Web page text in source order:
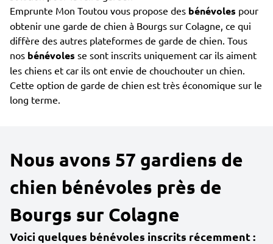
Emprunte Mon Toutou vous propose des bénévoles pour
obtenir une garde de chien à Bourgs sur Colagne, ce qui
diffère des autres plateformes de garde de chien. Tous
nos bénévoles se sont inscrits uniquement car ils aiment
les chiens et car ils ont envie de chouchouter un chien.
Cette option de garde de chien est très économique sur le
long terme.
Nous avons 57 gardiens de
chien bénévoles près de
Bourgs sur Colagne
Voici quelques bénévoles inscrits récemment :